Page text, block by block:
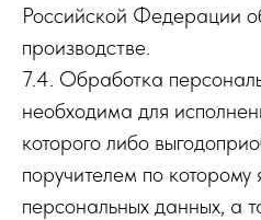
Российской Федерации
производстве.
7.4. Обработка
необходима для
которого либо
поручителем по которому
персональных данных, а